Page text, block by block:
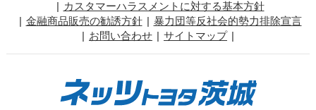
カスタマーハラスメントに対する基本方針
金融商品販売の勧誘方針
暴力団等反社会的勢力排除宣言
お問い合わせ
サイトマップ